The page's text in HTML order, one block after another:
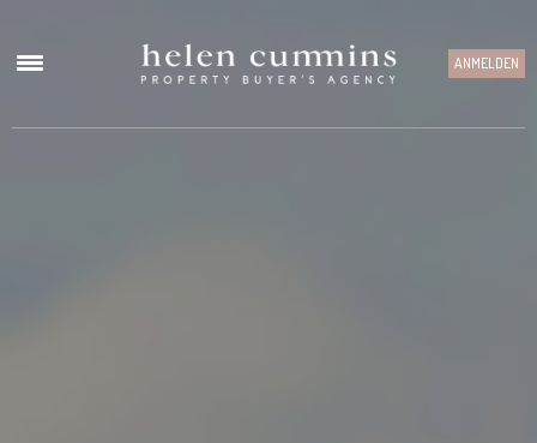
ANMELDEN